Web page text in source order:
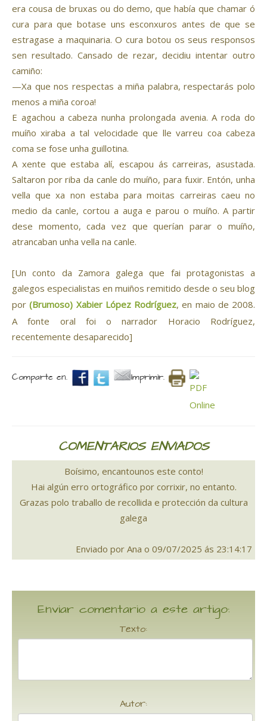
era cousa de bruxas ou do demo, que había que chamar ó
cura para que botase uns esconxuros antes de que se
estragase a maquinaria. O cura botou os seus responsos
sen resultado. Cansado de rezar, decidiu intentar outro
camiño:
—Xa que nos respectas a miña palabra, respectarás polo
menos a miña coroa!
E agachou a cabeza nunha prolongada avenia. A roda do
muíño xiraba a tal velocidade que lle varreu coa cabeza
coma se fose unha guillotina.
A xente que estaba alí, escapou ás carreiras, asustada.
Saltaron por riba da canle do muíño, para fuxir. Entón, unha
vella que xa non estaba para moitas carreiras caeu no
medio da canle, cortou a auga e parou o muíño. A partir
dese momento, cada vez que querían parar o muíño,
atrancaban unha vella na canle.
[Un conto da Zamora galega que fai protagonistas a
galegos especialistas en muiños remitido desde o seu blog
por(Brumoso) Xabier López Rodríguez, en maio de 2008.
A fonte oral foi o narrador Horacio Rodríguez,
recentemente desaparecido]
Comparte en. Imprimir.
COMENTARIOS ENVIADOS
Boísimo, encantounos este conto!
Hai algún erro ortográfico por corrixir, no entanto.
Grazas polo traballo de recollida e protección da cultura
galega
Enviado por Ana o 09/07/2025 ás 23:14:17
Enviar comentario a este artigo:
Texto:
Autor: